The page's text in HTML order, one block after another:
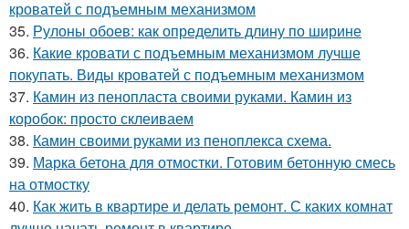
кроватей с подъемным механизмом
35. Рулоны обоев: как определить длину по ширине
36. Какие кровати с подъемным механизмом лучше
покупать. Виды кроватей с подъемным механизмом
37. Камин из пенопласта своими руками. Камин из
коробок: просто склеиваем
38. Камин своими руками из пеноплекса схема.
39. Марка бетона для отмостки. Готовим бетонную смесь
на отмостку
40. Как жить в квартире и делать ремонт. С каких комнат